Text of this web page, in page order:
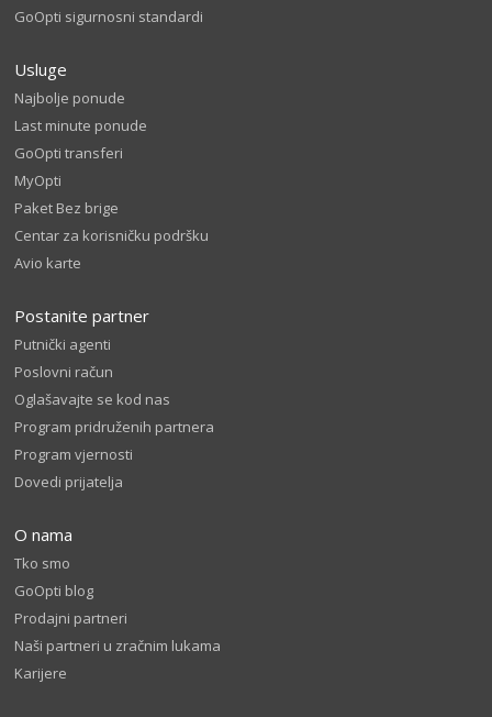
GoOpti sigurnosni standardi
Usluge
Najbolje ponude
Last minute ponude
GoOpti transferi
MyOpti
Paket Bez brige
Centar za korisničku podršku
Avio karte
Postanite partner
Putnički agenti
Poslovni račun
Oglašavajte se kod nas
Program pridruženih partnera
Program vjernosti
Dovedi prijatelja
O nama
Tko smo
GoOpti blog
Prodajni partneri
Naši partneri u zračnim lukama
Karijere